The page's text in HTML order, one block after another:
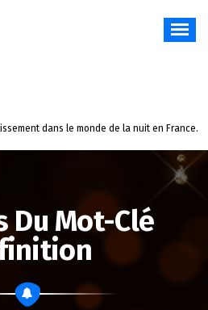
dans le monde de la nuit en France.
Du Mot-Clé